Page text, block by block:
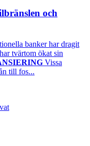
och
banker har dragit
tvärtom ökat sin
Vissa
till fos...